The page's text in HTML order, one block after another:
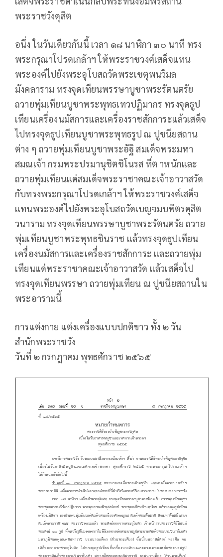
พระราชวังดุสิต
อนึ่ง ในวันเดียวกันนี้ เวลา ๑๘ นาฬิกา ๓๐ นาที ทรง
พระกรุณาโปรดเกล้าฯ ให้พระราชวงศ์เสด็จแทน
พระองค์ไปยังพระอุโบสถวัดพระเชตุพนวิมล
มังคลาราม ทรงจุดเทียนพรรษาบูชาพระรัตนตรัย
ถวายพุ่มเทียนบูชาพระพุทธเทวปฏิมากร ทรงจุดธูป
เทียนเครื่องนมัสการและเครื่องราชสักการะแล้วเสด็จ
ไปทรงจุดธูปเทียนบูชาพระพุทธรูป ณ ปูชนียสถาน
ต่าง ๆ ถวายพุ่มเทียนบูชาพระอัฐิ สมเด็จพระมหา
สมณเจ้า กรมพระปรมานุชิตชิโนรส ที่ต าหนักและ
ถวายพุ่มเทียนแด่สมเด็จพระราชาคณะเจ้าอาวาสวัด
กับทรงพระกรุณาโปรดเกล้าฯ ให้พระราชวงศ์เสด็จ
แทนพระองค์ไปยังพระอุโบสถวัดเบญจมบพิตรดุสิต
วนาราม ทรงจุดเทียนพรรษาบูชาพระรัตนตรัย ถวาย
พุ่มเทียนบูชาพระพุทธชินราช แล้วทรงจุดธูปเทียน
เครื่องนมัสการและเครื่องราชสักการะ และถวายพุ่ม
เทียนแด่พระราชาคณะเจ้าอาวาสวัด แล้วเสด็จไป
ทรงจุดเทียนพรรษา ถวายพุ่มเทียน ณ ปูชนียสถานใน
พระอารามนี้
การแต่งกาย แต่งเครื่องแบบปกติขาว ทั้ง ๒ วัน
สำนักพระราชวัง
วันที่ ๒ กรกฎาคม พุทธศักราช ๒๕๖๕